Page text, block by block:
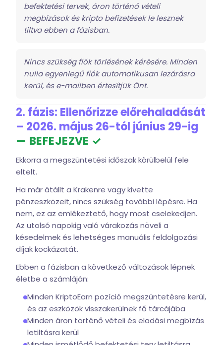
befektetési tervek, áron történő vételi
megbízások és kripto befizetések le lesznek
tiltva ebben a fázisban.
Nincs szükség fiók törlésének kérésére. Minden
nulla egyenlegű fiók automatikusan lezárásra
kerül, és e-mailben értesítjük Önt.
2. fázis: Ellenőrizze előrehaladását
– 2026. május 26-tól június 29-ig
— BEFEJEZVE ✓
Ekkorra a megszüntetési időszak körülbelül fele
eltelt.
Ha már átállt a Krakenre vagy kivette
pénzeszközeit, nincs szükség további lépésre. Ha
nem, ez az emlékeztető, hogy most cselekedjen.
Az utolsó napokig való várakozás növeli a
késedelmek és lehetséges manuális feldolgozási
díjak kockázatát.
Ebben a fázisban a következő változások lépnek
életbe a számláján:
Minden KriptoEarn pozíció megszüntetésre kerül,
és az eszközök visszakerülnek fő tárcájába
Minden áron történő vételi és eladási megbízás
letiltásra kerül